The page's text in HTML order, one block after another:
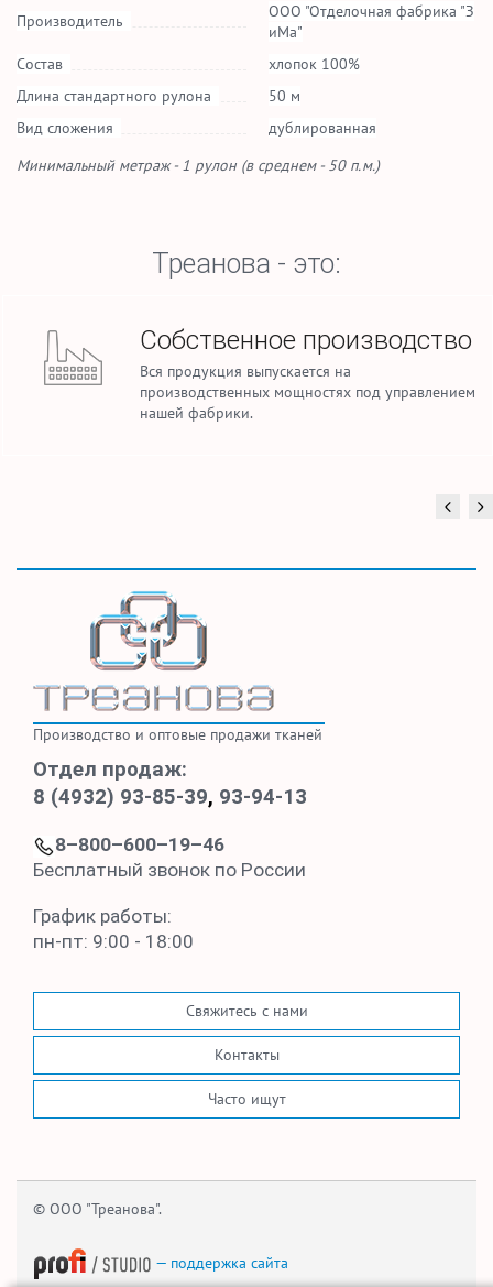
Производитель
ООО "Отделочная фабрика "З
иМа"
Состав
хлопок 100%
Длина стандартного рулона
50 м
Вид сложения
дублированная
Минимальный метраж - 1 рулон (в среднем - 50 п.м.)
Треанова - это:
Собственное производство
Вся продукция выпускается на
производственных мощностях под управлением
нашей фабрики.
Производство и оптовые продажи тканей
Отдел продаж:
8 (4932) 93-85-39, 93-94-13
8–800–600–19–46
Бесплатный звонок по России
График работы:
пн-пт: 9:00 - 18:00
Свяжитесь с нами
Контакты
Часто ищут
© ООО "Треанова".
— поддержка сайта